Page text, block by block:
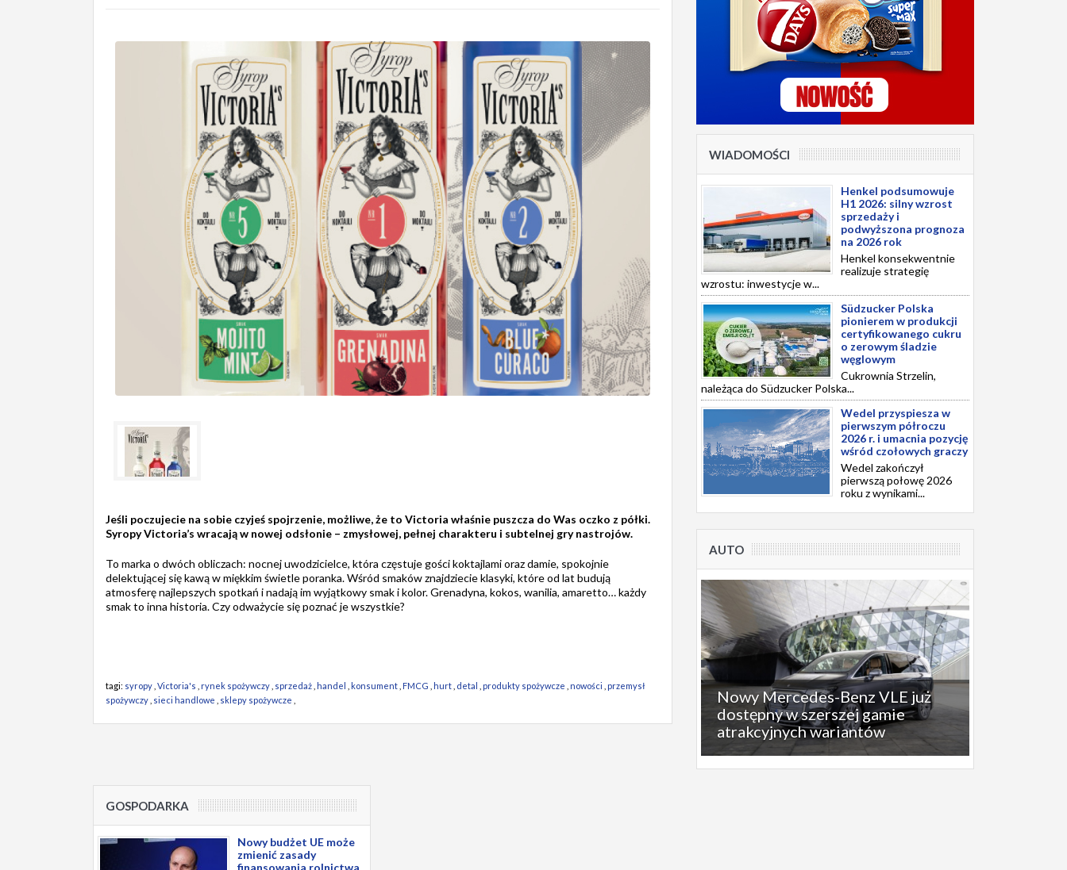
Jeśli poczujecie na sobie czyjeś spojrzenie, możliwe, że to Victoria właśnie puszcza do Was oczko z półki.
Syropy Victoria’s wracają w nowej odsłonie – zmysłowej, pełnej charakteru i subtelnej gry nastrojów.
To marka o dwóch obliczach: nocnej uwodzicielce, która częstuje gości koktajlami oraz damie, spokojnie
delektującej się kawą w miękkim świetle poranka. Wśród smaków znajdziecie klasyki, które od lat budują
atmosferę najlepszych spotkań i nadają im wyjątkowy smak i kolor. Grenadyna, kokos, wanilia, amaretto… każdy
smak to inna historia. Czy odważycie się poznać je wszystkie?
tagi: syropy Victoria's rynek spożywczy sprzedaż handel konsument FMCG hurt detal produkty spożywcze nowości
przemysł
spożywczy sieci handlowe sklepy spożywcze
WIADOMOŚCI
Henkel podsumowuje
H1 2026: silny wzrost
sprzedaży i
podwyższona prognoza
na 2026 rok
Henkel konsekwentnie
realizuje strategię
wzrostu: inwestycje w...
Südzucker Polska
pionierem w produkcji
certyfikowanego cukru
o zerowym śladzie
węglowym
Cukrownia Strzelin,
należąca do Südzucker Polska...
Wedel przyspiesza w
pierwszym półroczu
2026 r. i umacnia pozycję
wśród czołowych graczy
Wedel zakończył
pierwszą połowę 2026
roku z wynikami...
AUTO
Nowy Mercedes-Benz VLE już
dostępny w szerszej gamie
atrakcyjnych wariantów
GOSPODARKA
Nowy budżet UE może
zmienić zasady
finansowania rolnictwa